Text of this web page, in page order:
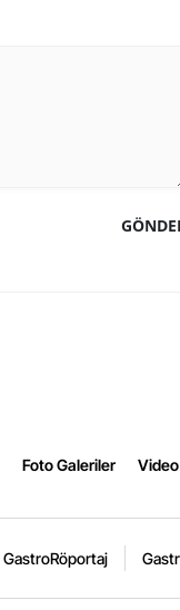
Foto Galeriler
GastroRöportaj